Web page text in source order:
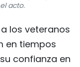
acto.
los veteranos
en tiempos
confianza en